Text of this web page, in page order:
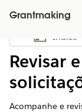
Grantmaking
Índice
Revisar
Acompanhe e